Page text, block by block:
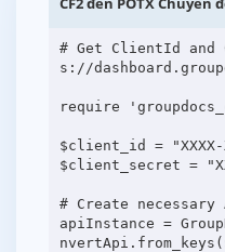
# Get ClientId and
s://
require
$client_id = "XXXX-
$client_secret =
# Create necessary
apiInstance =